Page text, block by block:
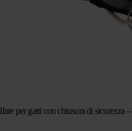
per gatti con chiusura di sicurezza